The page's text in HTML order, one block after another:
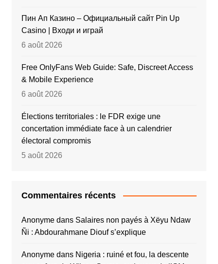
Пин Ап Казино – Официальный сайт Pin Up
Casino | Входи и играй
6 août 2026
Free OnlyFans Web Guide: Safe, Discreet Access
& Mobile Experience
6 août 2026
Élections territoriales : le FDR exige une
concertation immédiate face à un calendrier
électoral compromis
5 août 2026
Commentaires récents
Anonymedans Salaires non payés à Xëyu Ndaw
Ñi : Abdourahmane Diouf s’explique
Anonymedans Nigeria : ruiné et fou, la descente